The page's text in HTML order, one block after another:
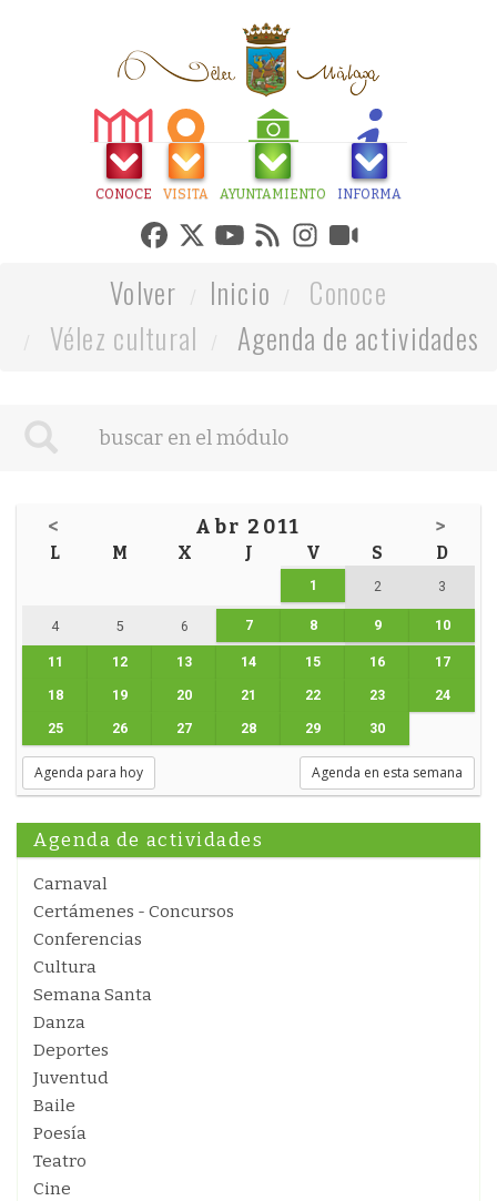
CONOCE VISITA AYUNTAMIENTO INFORMA
Volver Inicio
Conoce
Vélez cultural
Agenda de actividades
< Abr 2011 >
L M X J V S D
1 2 3
4 5 6 7 8 9 10
11 12 13 14 15 16 17
18 19 20 21 22 23 24
25 26 27 28 29 30
Agenda para hoy Agenda en esta semana
Agenda de actividades
Carnaval
Certámenes - Concursos
Conferencias
Cultura
Semana Santa
Danza
Deportes
Juventud
Baile
Poesía
Teatro
Cine